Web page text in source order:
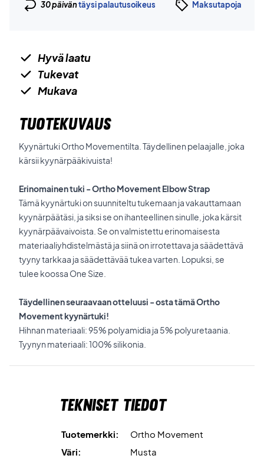
30 päiväntäysi palautusoikeus Maksutapoja
Hyvä laatu
Tukevat
Mukava
TUOTEKUVAUS
Kyynärtuki Ortho Movementilta. Täydellinen pelaajalle, joka
kärsii kyynärpääkivuista!
Erinomainen tuki - Ortho Movement Elbow Strap
Tämä kyynärtuki on suunniteltu tukemaan ja vakauttamaan
kyynärpäätäsi, ja siksi se on ihanteellinen sinulle, joka kärsit
kyynärpäävaivoista. Se on valmistettu erinomaisesta
materiaaliyhdistelmästä ja siinä on irrotettava ja säädettävä
tyyny tarkkaa ja säädettävää tukea varten. Lopuksi, se
tulee koossa One Size.
Täydellinen seuraavaan otteluusi - osta tämä Ortho
Movement kyynärtuki!
Hihnan materiaali: 95% polyamidia ja 5% polyuretaania.
Tyynyn materiaali: 100% silikonia.
Tekniset tiedot
Tuotemerkki:
Ortho Movement
Väri:
Musta